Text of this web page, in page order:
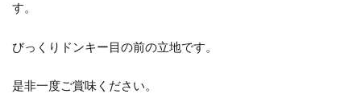
す。
びっくりドンキー目の前の立地です。
是非一度ご賞味ください。